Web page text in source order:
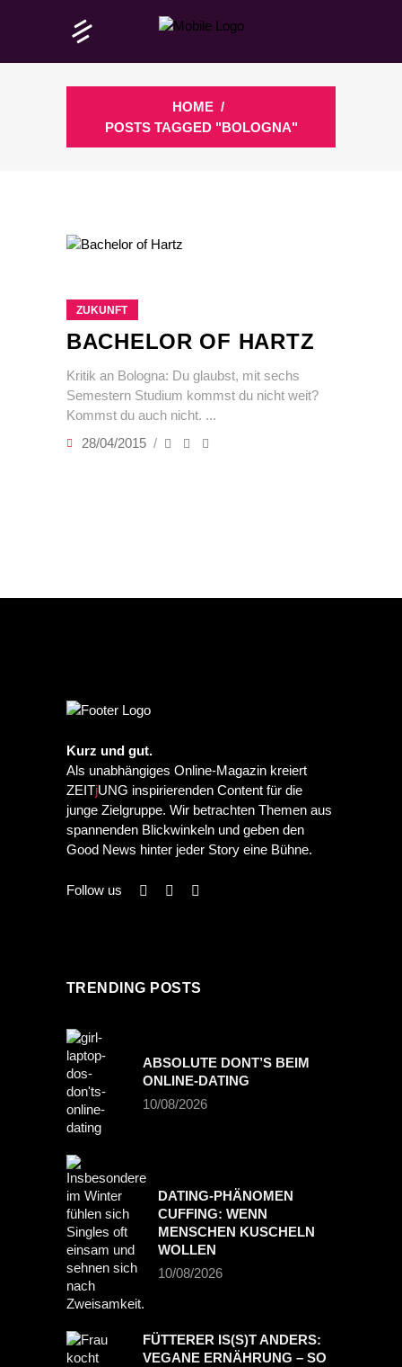
HOME /
POSTS TAGGED "BOLOGNA"
ZUKUNFT
BACHELOR OF HARTZ
Kritik an Bologna: Du glaubst, mit sechs
Semestern Studium kommst du nicht weit?
Kommst du auch nicht.
28/04/2015
Kurz und gut.
Als unabhängiges Online-Magazin kreiert
ZEITjUNG inspirierenden Content für die
junge Zielgruppe. Wir betrachten Themen aus
spannenden Blickwinkeln und geben den
Good News hinter jeder Story eine Bühne.
Follow us
TRENDING POSTS
ABSOLUTE DONT’S BEIM
ONLINE-DATING
10/08/2026
DATING-PHÄNOMEN
CUFFING: WENN
MENSCHEN KUSCHELN
WOLLEN
10/08/2026
FÜTTERER IS(S)T ANDERS:
VEGANE ERNÄHRUNG – SO